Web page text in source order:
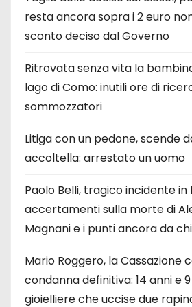
resta ancora sopra i 2 euro
sconto deciso dal Governo
Ritrovata senza vita la
lago di Como: inutili ore di
sommozzatori
Litiga con un pedone, scende
accoltella: arrestato un uomo
Paolo Belli, tragico incidente
accertamenti sulla morte di
Magnani e i punti ancora da
Mario Roggero, la Cassazione
condanna definitiva: 14 anni e
gioielliere che uccise due